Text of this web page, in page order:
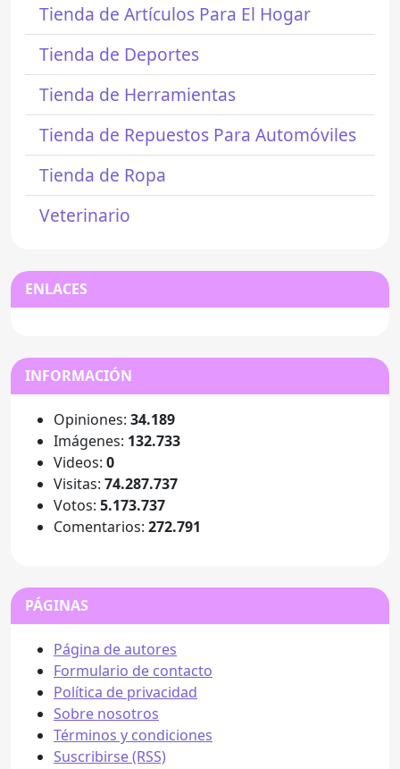
Tienda de Artículos Para El Hogar
Tienda de Deportes
Tienda de Herramientas
Tienda de Repuestos Para Automóviles
Tienda de Ropa
Veterinario
ENLACES
INFORMACIÓN
Opiniones: 34.189
Imágenes: 132.733
Videos: 0
Visitas: 74.287.737
Votos: 5.173.737
Comentarios: 272.791
PÁGINAS
Página de autores
Formulario de contacto
Política de privacidad
Sobre nosotros
Términos y condiciones
Suscribirse (RSS)